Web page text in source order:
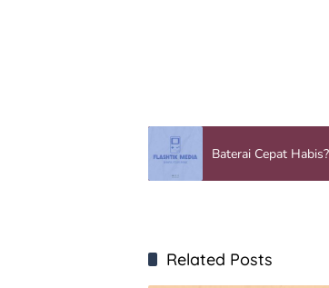
Baterai Cepat
Related Posts